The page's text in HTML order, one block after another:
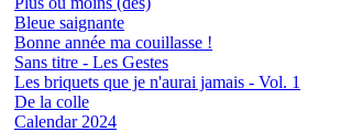
Bleue saignante
Bonne année ma couillasse !
Sans titre - Les Gestes
Les briquets que je n'aurai jamais - Vol. 1
De la colle
Calendar 2024